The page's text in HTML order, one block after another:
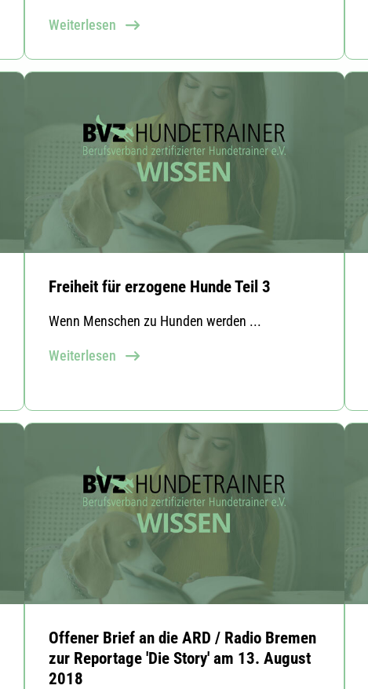
Weiterlesen
Freiheit für erzogene Hunde Teil 3
Wenn Menschen zu Hunden werden ...
Weiterlesen
Offener Brief an die ARD / Radio Bremen
zur Reportage 'Die Story' am 13. August
2018